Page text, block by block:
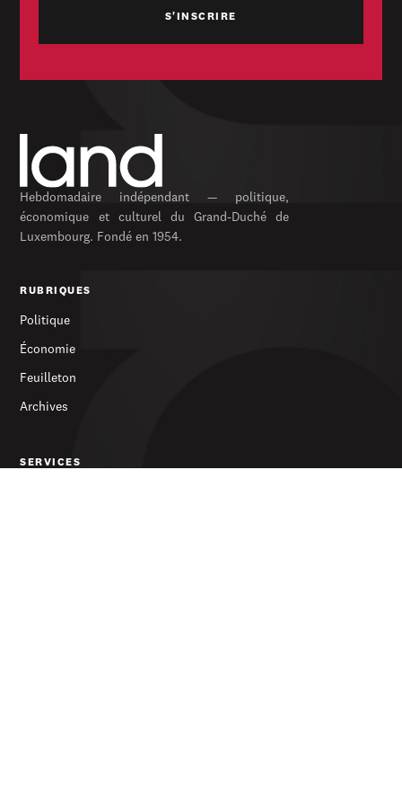
Hebdomadaire indépendant — politique,
économique et culturel du Grand-Duché de
Luxembourg. Fondé en 1954.
RUBRIQUES
Politique
Économie
Feuilleton
Archives
SERVICES